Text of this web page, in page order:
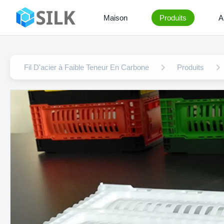
Maison Produits
Fil D'acier à Faible Teneur En Carbone Produits